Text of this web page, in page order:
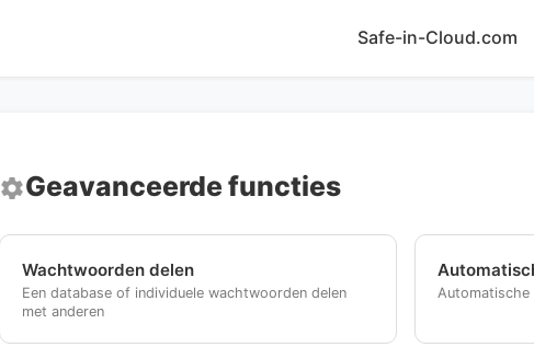
Safe-in-Cloud.com
settingsGeavanceerde functies
Wachtwoorden delen
Een database of individuele wachtwoorden delen
met anderen
Automatische